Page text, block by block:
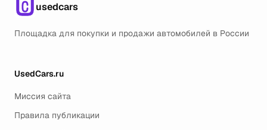
usedcars
Площадка для покупки и продажи автомобилей в России
UsedCars.ru
Миссия сайта
Правила публикации